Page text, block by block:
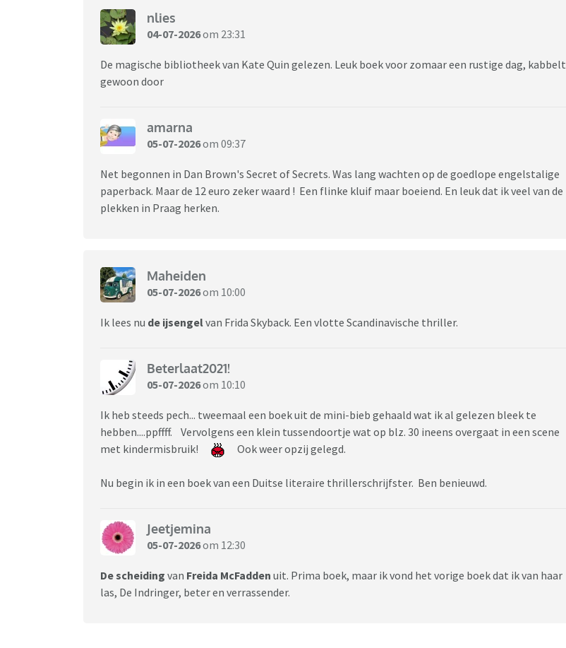
nlies
04-07-2026om 23:31
De magische bibliotheek van Kate Quin gelezen. Leuk boek voor zomaar een rustige dag, kabbelt
gewoon door
amarna
05-07-2026om 09:37
Net begonnen in Dan Brown's Secret of Secrets. Was lang wachten op de goedlope engelstalige
paperback. Maar de 12 euro zeker waard ! Een flinke kluif maar boeiend. En leuk dat ik veel van de
plekken in Praag herken.
Maheiden
05-07-2026om 10:00
Ik lees nu de ijsengelvan Frida Skyback. Een vlotte Scandinavische thriller.
Beterlaat2021!
05-07-2026om 10:10
Ik heb steeds pech... tweemaal een boek uit de mini-bieb gehaald wat ik al gelezen bleek te
hebben....ppffff. Vervolgens een klein tussendoortje wat op blz. 30 ineens overgaat in een scene
met kindermisbruik!
Ook weer opzij gelegd.
Nu begin ik in een boek van een Duitse literaire thrillerschrijfster. Ben benieuwd.
Jeetjemina
05-07-2026om 12:30
Descheiding van Freida McFadden uit. Prima boek, maar ik vond het vorige boek dat ik van haar
las, De Indringer, beter en verrassender.